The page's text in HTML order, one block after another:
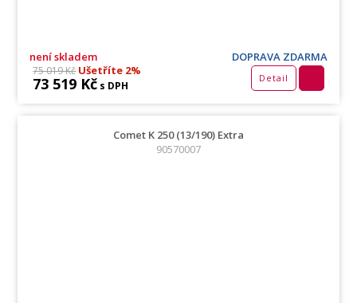
není skladem DOPRAVA ZDARMA
75 019 KčUšetříte 2%
73 519 Kč s DPH
Detail
Comet K 250 (13/190) Extra
90570007